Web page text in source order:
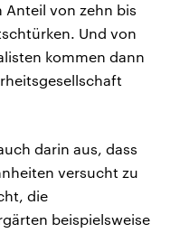
von zehn bis
Und von
kommen dann
darin aus, dass
versucht zu
die
beispielsweise